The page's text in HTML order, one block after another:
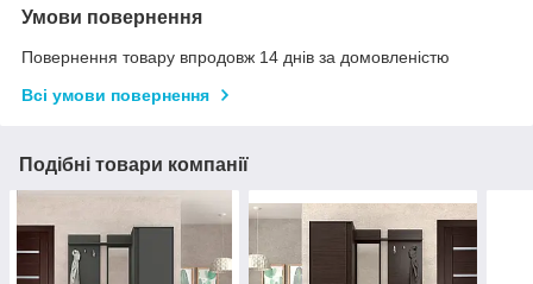
Умови повернення
Повернення товару впродовж 14 днів за домовленістю
Всі умови повернення
Подібні товари компанії